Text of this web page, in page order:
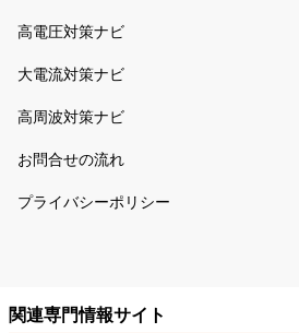
高電圧対策ナビ
大電流対策ナビ
高周波対策ナビ
お問合せの流れ
プライバシーポリシー
関連専門情報サイト